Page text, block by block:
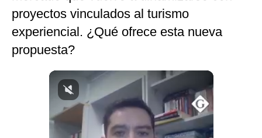
gestion.pe
¿quiénes
Somos?
Condiciones
Privacidad
proyectos vinculados al turismo
experiencial. ¿Qué ofrece esta nueva
propuesta?